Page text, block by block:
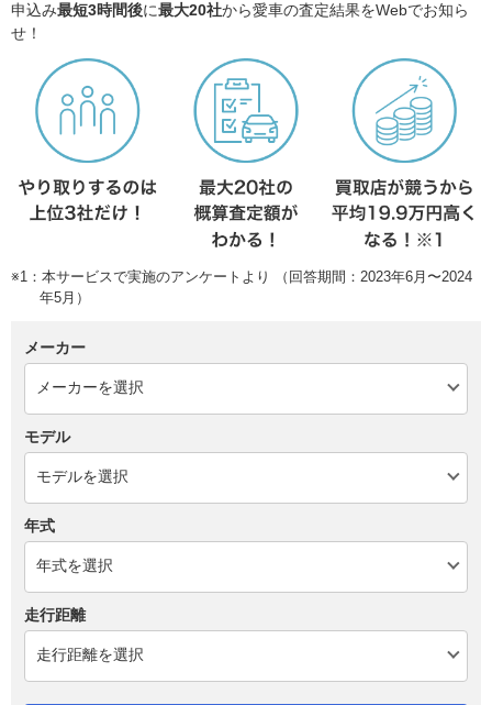
申込み最短3時間後に最大20社から愛車の査定結果をWebでお知ら
せ！
※1：本サービスで実施のアンケートより （回答期間：2023年6月〜2024
年5月）
メーカー
モデル
年式
走行距離